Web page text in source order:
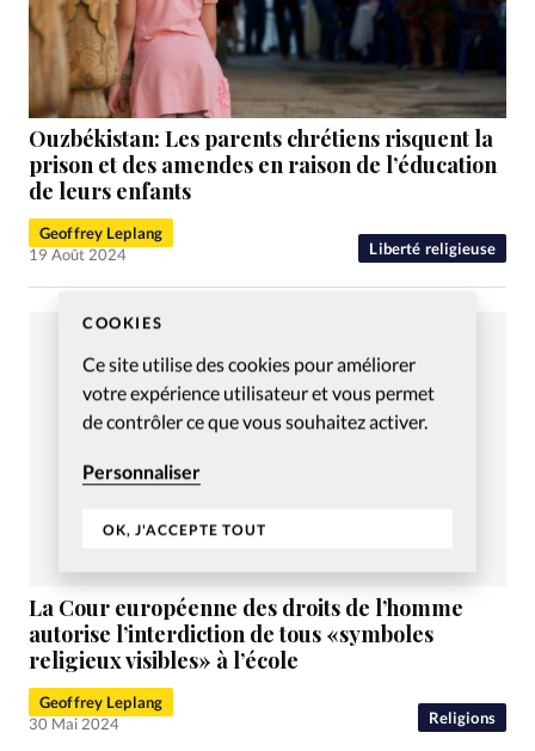
COOKIES
Ce site utilise des cookies pour améliorer
votre expérience utilisateur et vous permet
de contrôler ce que vous souhaitez activer.
Personnaliser
OK, J'ACCEPTE TOUT
Liberté religieuse
Ouzbékistan: Les parents chrétiens risquent la
prison et des amendes en raison de l’éducation
de leurs enfants
Geoffrey Leplang
19 Août 2024
Religions
La Cour européenne des droits de l’homme
autorise l’interdiction de tous «symboles
religieux visibles» à l’école
Geoffrey Leplang
30 Mai 2024